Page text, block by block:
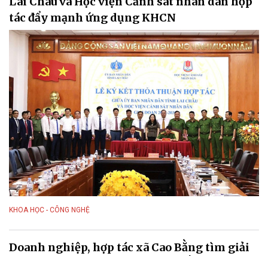
tác đẩy mạnh ứng dụng KHCN
KHOA HỌC - CÔNG NGHỆ
Doanh nghiệp, hợp tác xã Cao Bằng tìm giải